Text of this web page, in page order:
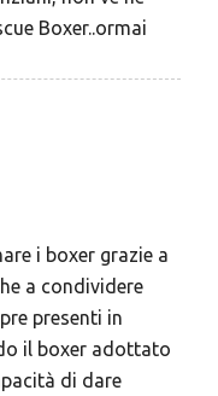
Boxer..ormai
i boxer grazie a
a condividere
presenti in
il boxer adottato
di dare